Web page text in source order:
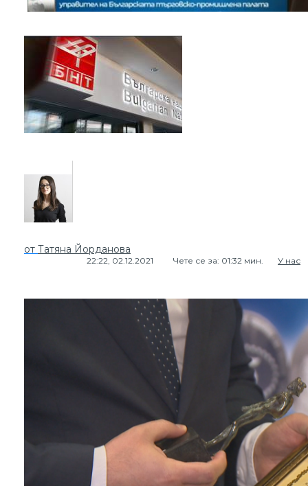
от Татяна Йорданова
22:22, 02.12.2021 Чете се за: 01:32 мин. У нас